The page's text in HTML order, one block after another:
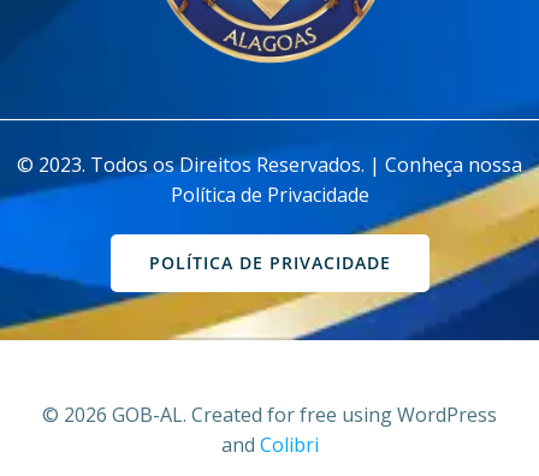
© 2023. Todos os Direitos Reservados. | Conheça nossa
Política de Privacidade
POLÍTICA DE PRIVACIDADE
© 2026 GOB-AL. Created for free using WordPress
and Colibri